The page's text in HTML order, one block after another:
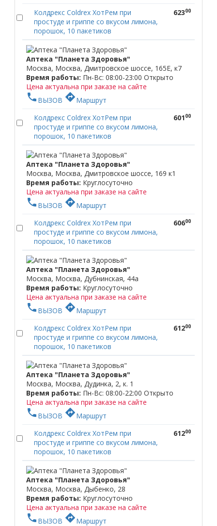
Колдрекс Coldrex ХотРем при
простуде и гриппе со вкусом лимона,
порошок, 10 пакетиков
62300
Аптека "Планета Здоровья"
Москва, Москва, Дмитровское шоссе, 165Е, к7
Время работы: Пн-Вс: 08:00-23:00 Открыто
Цена актуальна при заказе на сайте
phone ВЫЗОВ directionsМаршрут
Колдрекс Coldrex ХотРем при
простуде и гриппе со вкусом лимона,
порошок, 10 пакетиков
60100
Аптека "Планета Здоровья"
Москва, Москва, Дмитровское шоссе, 169 к1
Время работы: Круглосуточно
Цена актуальна при заказе на сайте
phone ВЫЗОВ directionsМаршрут
Колдрекс Coldrex ХотРем при
простуде и гриппе со вкусом лимона,
порошок, 10 пакетиков
60600
Аптека "Планета Здоровья"
Москва, Москва, Дубнинская, 44а
Время работы: Круглосуточно
Цена актуальна при заказе на сайте
phone ВЫЗОВ directionsМаршрут
Колдрекс Coldrex ХотРем при
простуде и гриппе со вкусом лимона,
порошок, 10 пакетиков
61200
Аптека "Планета Здоровья"
Москва, Москва, Дудинка, 2, к. 1
Время работы: Пн-Вс: 08:00-22:00 Открыто
Цена актуальна при заказе на сайте
phone ВЫЗОВ directionsМаршрут
Колдрекс Coldrex ХотРем при
простуде и гриппе со вкусом лимона,
порошок, 10 пакетиков
61200
Аптека "Планета Здоровья"
Москва, Москва, Дыбенко, 28
Время работы: Круглосуточно
Цена актуальна при заказе на сайте
phone ВЫЗОВ directionsМаршрут